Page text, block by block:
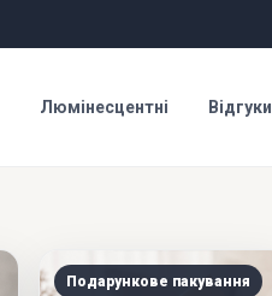
Люмінесцентні Відгуки
Подарункове пакування